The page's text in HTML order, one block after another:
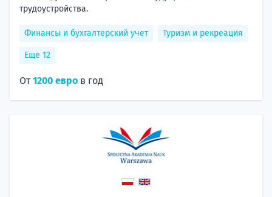
трудоустройства.
Финансы и бухгалтерский учет Туризм и рекреация
Еще 12
От1200 евро в год